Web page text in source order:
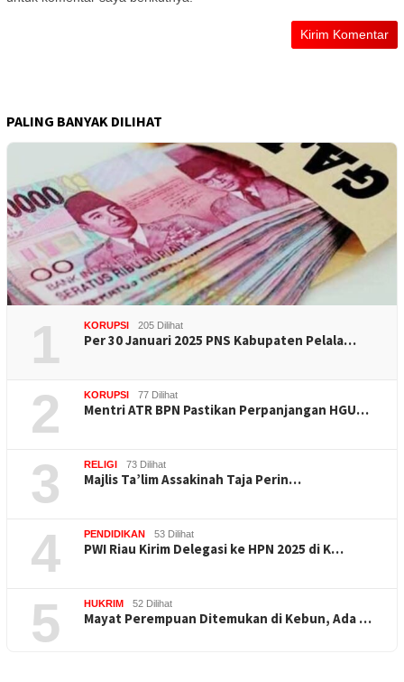
PALING BANYAK DILIHAT
1 KORUPSI 205 Dilihat
Per 30 Januari 2025 PNS Kabupaten Pelala…
2 KORUPSI 77 Dilihat
Mentri ATR BPN Pastikan Perpanjangan HGU…
3 RELIGI 73 Dilihat
Majlis Ta’lim Assakinah Taja Perin…
4 PENDIDIKAN 53 Dilihat
PWI Riau Kirim Delegasi ke HPN 2025 di K…
5 HUKRIM 52 Dilihat
Mayat Perempuan Ditemukan di Kebun, Ada …